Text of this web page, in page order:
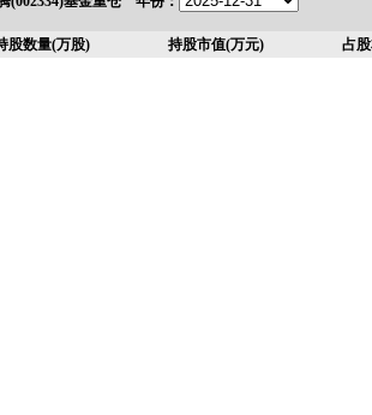
股数量(万股) 持股市值(万元) 占